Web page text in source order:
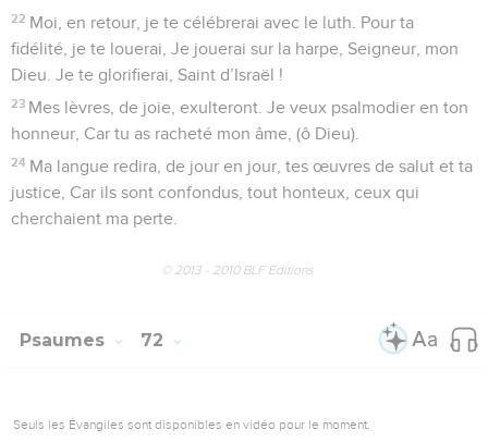
22 Moi, en retour, je te célébrerai avec le luth. Pour ta
fidélité, je te louerai, Je jouerai sur la harpe, Seigneur, mon
Dieu. Je te glorifierai, Saint d’Israël !
23 Mes lèvres, de joie, exulteront. Je veux psalmodier en ton
honneur, Car tu as racheté mon âme, (ô Dieu).
24 Ma langue redira, de jour en jour, tes œuvres de salut et ta
justice, Car ils sont confondus, tout honteux, ceux qui
cherchaient ma perte.
© 2013 - 2010 BLF Editions
Psaumes 72
Seuls les Évangiles sont disponibles en vidéo pour le moment.